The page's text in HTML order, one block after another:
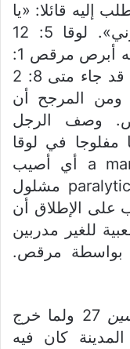
إليه قائلا: «يا
سيد، إن أردت تقدر أن تطهرني». لوقا 5: 12
مرقص قال ببساطة 40 فأتى إليه أبرص مرقص 1:
40 ومتي يسجل أن رجل أبرص قد جاء متى 8: 2
المرجح أن
وصف الرجل
مفلوجا في لوقا
5:18 a man who was paralyzed أي أصيب
بالشلل عوضا عن ذكر مرقص paralytic مشلول
على الإطلاق أن
للغير مدربين
بواسطة مرقص.
27 ولما خرج
كان فيه